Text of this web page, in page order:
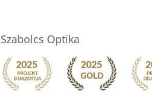
Szabolcs Optika